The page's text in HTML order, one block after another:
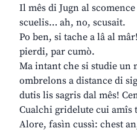
Il mês di Jugn al
scuelis… ah, no, scusait.
Po ben, si tache a lâ al
pierdi, par cumò.
Ma intant che si studie un
ombrelons a distance di
dutis lis sagris dal mês!
Cualchi gridelute cui amîs
Alore, fasìn cussì: chest